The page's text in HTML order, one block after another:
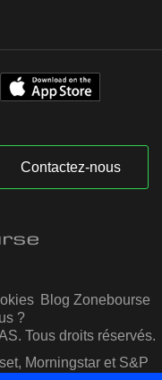
Contactez-nous
Blog Zonebourse
?
Tous droits réservés.
Morningstar et S&P